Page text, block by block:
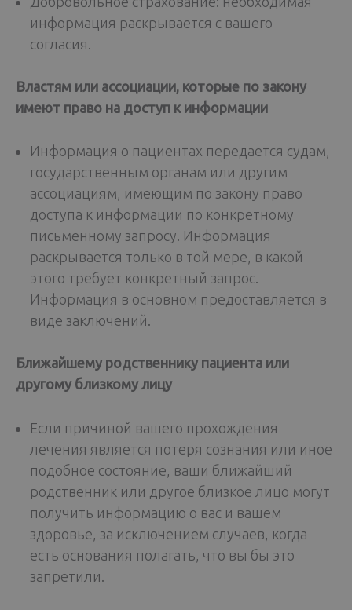
информация раскрывается с вашего
согласия.
Властям или ассоциации, которые по закону
имеют право на доступ к информации
Информация о пациентах передается судам,
государственным органам или другим
ассоциациям, имеющим по закону право
доступа к информации по конкретному
письменному запросу. Информация
раскрывается только в той мере, в какой
этого требует конкретный запрос.
Информация в основном предоставляется в
виде заключений.
Ближайшему родственнику пациента или
другому близкому лицу
Если причиной вашего прохождения
лечения является потеря сознания или иное
подобное состояние, ваши ближайший
родственник или другое близкое лицо могут
получить информацию о вас и вашем
здоровье, за исключением случаев, когда
есть основания полагать, что вы бы это
запретили.